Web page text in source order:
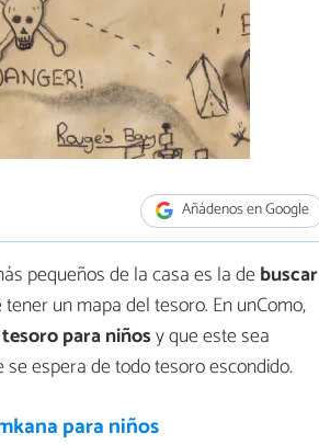
Añádenos en Google
pequeños de la casa es la debuscar
un mapa del tesoro. En unComo,
para niñosy que este sea
espera de todo tesoro escondido.
para niños